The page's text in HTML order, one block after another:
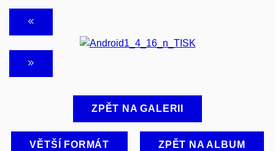
ZPĚT NA GALERII
VĚTŠÍ FORMÁT ZPĚT NA ALBUM